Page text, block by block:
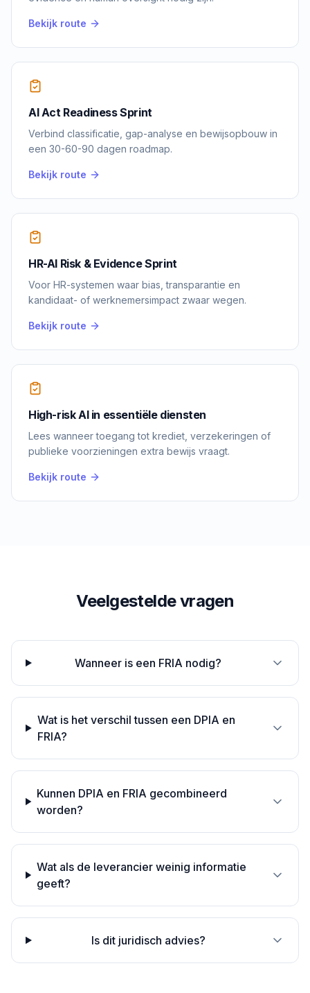
Bekijk route
AI Act Readiness Sprint
Verbind classificatie, gap-analyse en bewijsopbouw in
een 30-60-90 dagen roadmap.
Bekijk route
HR-AI Risk & Evidence Sprint
Voor HR-systemen waar bias, transparantie en
kandidaat- of werknemersimpact zwaar wegen.
Bekijk route
High-risk AI in essentiële diensten
Lees wanneer toegang tot krediet, verzekeringen of
publieke voorzieningen extra bewijs vraagt.
Bekijk route
Veelgestelde vragen
Wanneer is een FRIA nodig?
Wat is het verschil tussen een DPIA en
FRIA?
Kunnen DPIA en FRIA gecombineerd
worden?
Wat als de leverancier weinig informatie
geeft?
Is dit juridisch advies?